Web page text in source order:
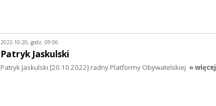
2022-10-20, godz. 09:06
Patryk Jaskulski
Patryk Jaskulski [20.10.2022] radny Platformy Obywatelskiej » więcej